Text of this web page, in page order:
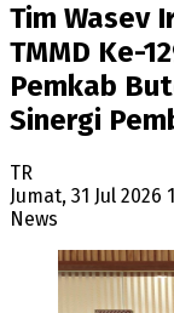
Tim Wasev
TMMD Ke-
Pemkab
Sinergi
TR
Jumat, 31 Jul 2026
News